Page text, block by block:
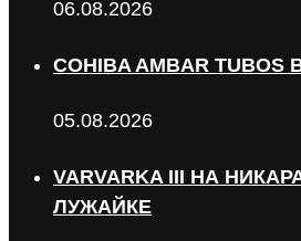
06.08.2026
COHIBA AMBAR
05.08.2026
VARVARKA III НА
ЛУЖАЙКЕ